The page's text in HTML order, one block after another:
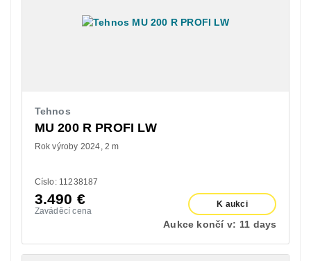
Tehnos
MU 200 R PROFI LW
Rok výroby 2024 2 m
Císlo: 11238187
3.490 €
Zaváděcí cena
K aukci
Aukce končí v: 11 days